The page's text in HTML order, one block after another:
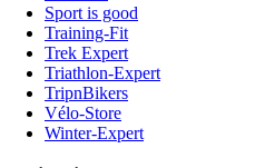
Sport is good
Training-Fit
Trek Expert
Triathlon-Expert
TripnBikers
Vélo-Store
Winter-Expert